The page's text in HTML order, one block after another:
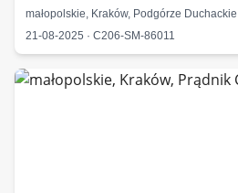
małopolskie, Kraków, Podgórze Duchackie
21-08-2025 · C206-SM-86011